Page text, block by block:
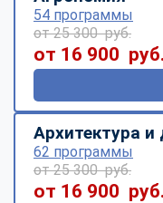
54 программы
от 25 300 руб.
от 16 900 руб.
Архитектура и
62 программы
от 25 300 руб.
от 16 900 руб.